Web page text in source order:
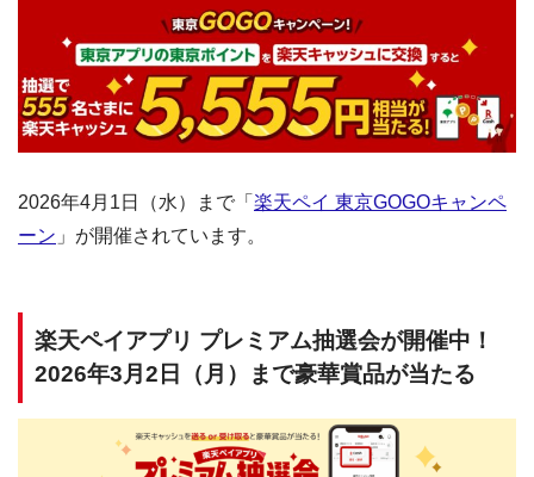
2026年4月1日（水）まで「 楽天ペイ 東京GOGOキャンペ
ーン 」が開催されています。
楽天ペイアプリ プレミアム抽選会が開催中！
2026年3月2日（月）まで豪華賞品が当たる